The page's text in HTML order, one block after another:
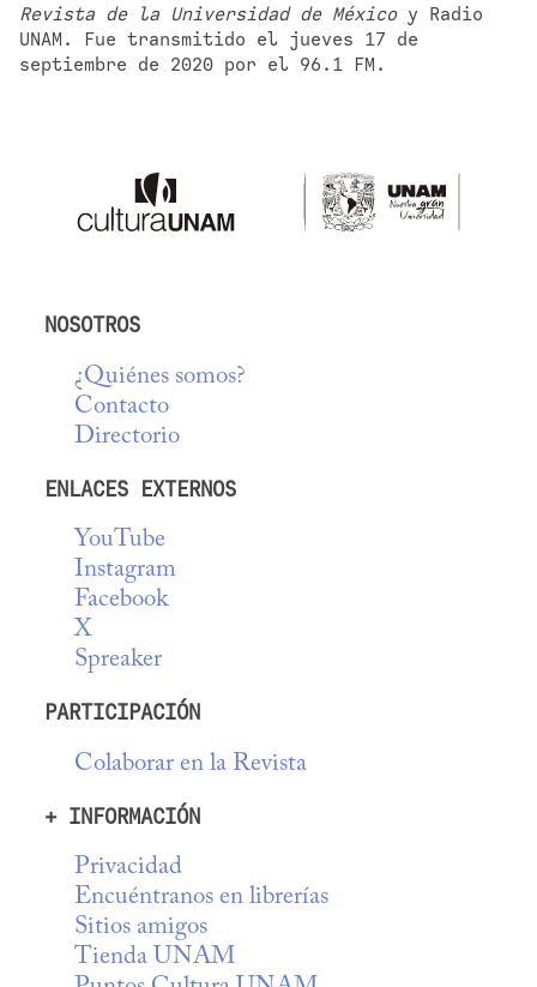
Revista de la Universidad de México y Radio
UNAM. Fue transmitido el jueves 17 de
septiembre de 2020 por el 96.1 FM.
NOSOTROS
¿Quiénes somos?
Contacto
Directorio
ENLACES EXTERNOS
YouTube
Instagram
Facebook
X
Spreaker
PARTICIPACIÓN
Colaborar en la Revista
+ INFORMACIÓN
Privacidad
Encuéntranos en librerías
Sitios amigos
Tienda UNAM